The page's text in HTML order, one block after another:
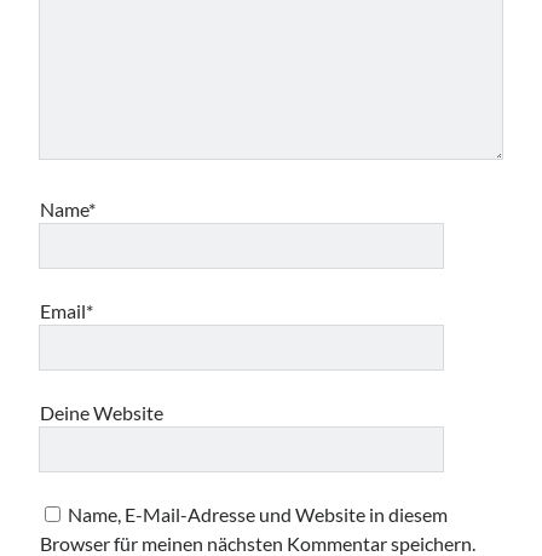
Name*
Email*
Deine Website
Name, E-Mail-Adresse und Website in diesem
Browser für meinen nächsten Kommentar speichern.